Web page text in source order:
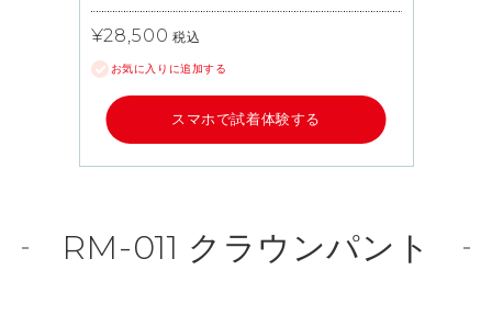
¥28,500 税込
お気に入りに追加する
スマホで試着体験する
RM-011 クラウンパント